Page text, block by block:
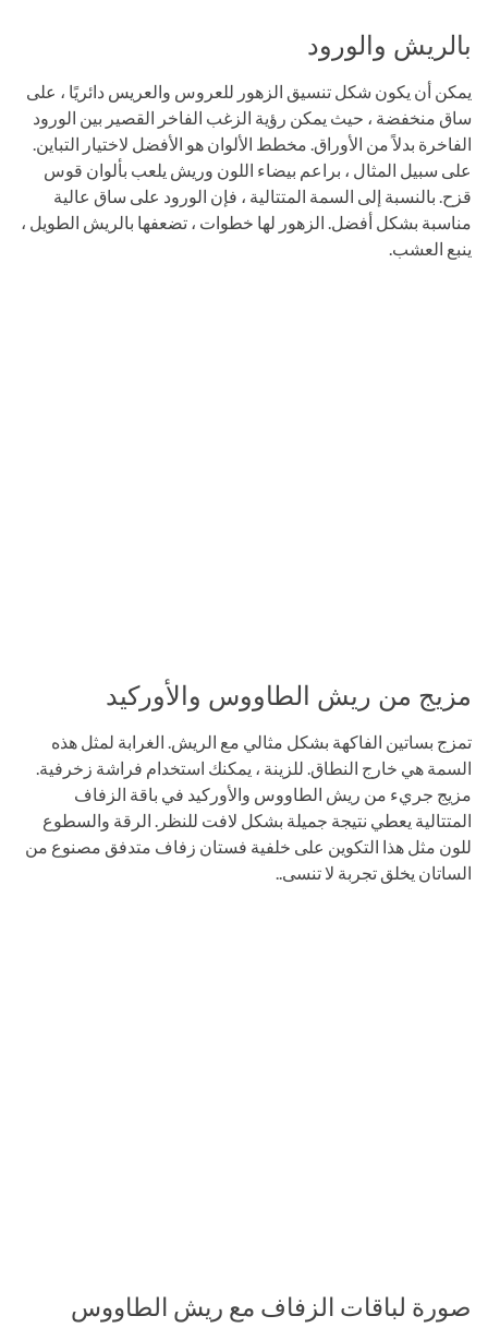
بالريش والورود
يمكن أن يكون شكل تنسيق الزهور للعروس والعريس دائريًا ، على
ساق منخفضة ، حيث يمكن رؤية الزغب الفاخر القصير بين الورود
الفاخرة بدلاً من الأوراق. مخطط الألوان هو الأفضل لاختيار التباين.
على سبيل المثال ، براعم بيضاء اللون وريش يلعب بألوان قوس
قزح. بالنسبة إلى السمة المتتالية ، فإن الورود على ساق عالية
مناسبة بشكل أفضل. الزهور لها خطوات ، تضعفها بالريش الطويل ،
ينبع العشب.
مزيج من ريش الطاووس والأوركيد
تمزج بساتين الفاكهة بشكل مثالي مع الريش. الغرابة لمثل هذه
السمة هي خارج النطاق. للزينة ، يمكنك استخدام فراشة زخرفية.
مزيج جريء من ريش الطاووس والأوركيد في باقة الزفاف
المتتالية يعطي نتيجة جميلة بشكل لافت للنظر. الرقة والسطوع
للون مثل هذا التكوين على خلفية فستان زفاف متدفق مصنوع من
الساتان يخلق تجربة لا تنسى..
صورة لباقات الزفاف مع ريش الطاووس